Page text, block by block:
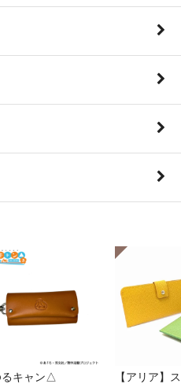
るキャン△
【アリア】